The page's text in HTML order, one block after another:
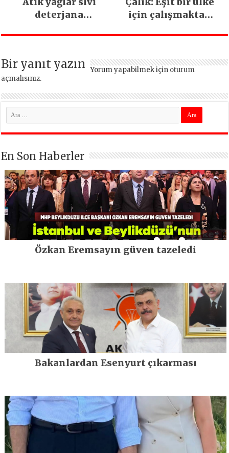
deterjana
için çalışmaktan
Bir yanıt yazın Yorum yapabilmek için oturum
açmalısınız.
En Son Haberler
Özkan Eremsayın güven tazeledi
Bakanlardan Esenyurt çıkarması